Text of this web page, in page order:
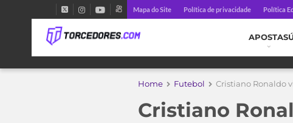
Mapa do Site Política de privacidade Política
APOSTAS
Home Futebol Cristiano Ronaldo
Cristiano